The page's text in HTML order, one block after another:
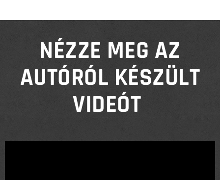
NÉZZE MEG AZ
AUTÓRÓL KÉSZÜLT
VIDEÓT